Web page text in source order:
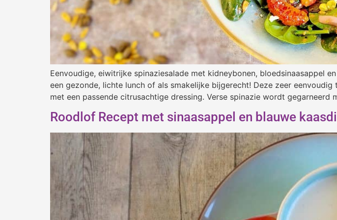
Eenvoudige, eiwitrijke spinaziesalade met kidneybonen, bloedsinaasappel
een gezonde, lichte lunch of als smakelijke bijgerecht! Deze zeer
met een passende citrusachtige dressing. Verse spinazie wordt gegarneerd
Roodlof Recept met sinaasappel en blauwe